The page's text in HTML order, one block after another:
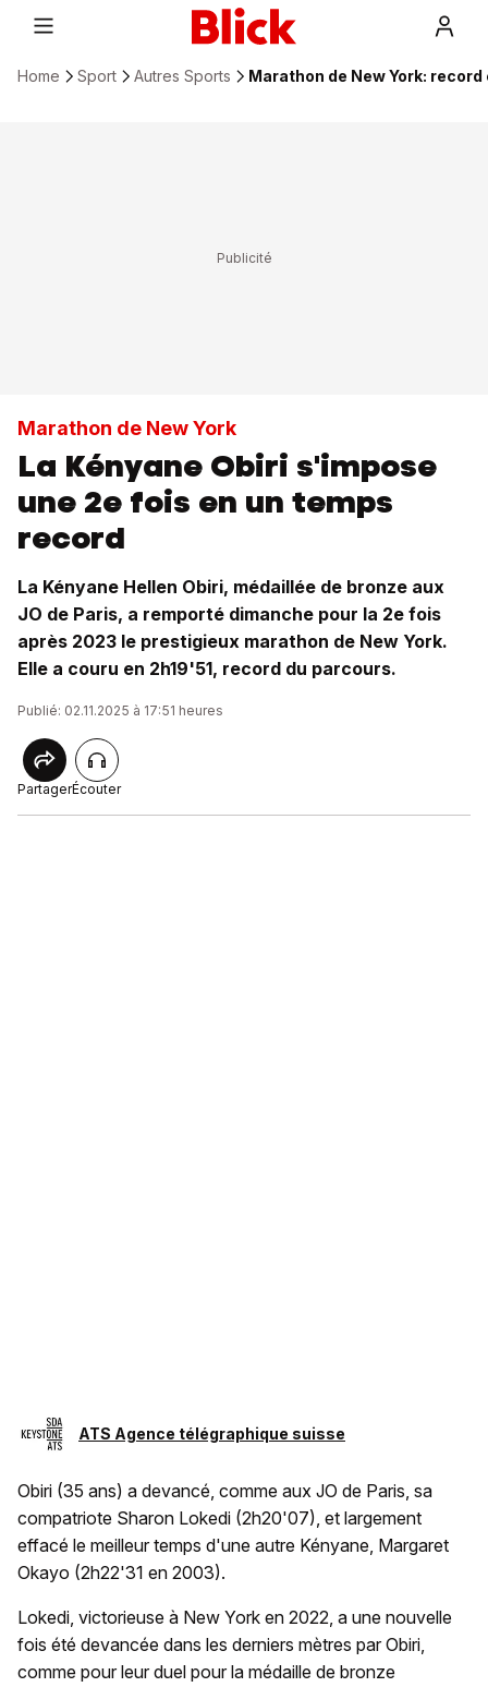
Home Sport Autres Sports Marathon de New York:
Marathon de New York
La Kényane Obiri s'impose
une 2e fois en un temps
record
La Kényane Hellen Obiri, médaillée de bronze aux
JO de Paris, a remporté dimanche pour la 2e fois
après 2023 le prestigieux marathon de New York.
Elle a couru en 2h19'51, record du parcours.
Publié: 02.11.2025 à 17:51 heures
PartagerÉcouter
ATS Agence télégraphique suisse
Obiri (35 ans) a devancé, comme aux JO de Paris, sa
compatriote Sharon Lokedi (2h20'07), et largement
effacé le meilleur temps d'une autre Kényane, Margaret
Okayo (2h22'31 en 2003).
Lokedi, victorieuse à New York en 2022, a une nouvelle
fois été devancée dans les derniers mètres par Obiri,
comme pour leur duel pour la médaille de bronze